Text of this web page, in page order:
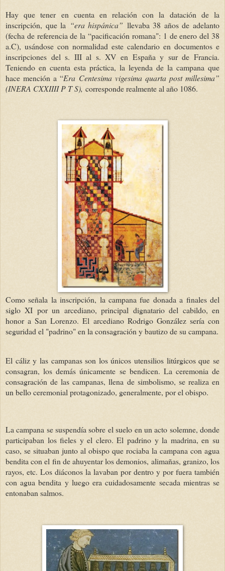
Hay que tener en cuenta en relación con la datación de la
inscripción, que la “era hispánica” llevaba 38 años de adelanto
(fecha de referencia de la “pacificación romana": 1 de enero del 38
a.C), usándose con normalidad este calendario en documentos e
inscripciones del s. III al s. XV en España y sur de Francia.
Teniendo en cuenta esta práctica, la leyenda de la campana que
hace mención a “Era Centesima vigesima quarta post millesima”
(INERA CXXIIII P T S), corresponde realmente al año 1086.
Como señala la inscripción, la campana fue donada a finales del
siglo XI por un arcediano, principal dignatario del cabildo, en
honor a San Lorenzo. El arcediano Rodrigo González sería con
seguridad el "padrino" en la consagración y bautizo de su campana.
El cáliz y las campanas son los únicos utensilios litúrgicos que se
consagran, los demás únicamente se bendicen. La ceremonia de
consagración de las campanas, llena de simbolismo, se realiza en
un bello ceremonial protagonizado, generalmente, por el obispo.
La campana se suspendía sobre el suelo en un acto solemne, donde
participaban los fieles y el clero. El padrino y la madrina, en su
caso, se situaban junto al obispo que rociaba la campana con agua
bendita con el fin de ahuyentar los demonios, alimañas, granizo, los
rayos, etc. Los diáconos la lavaban por dentro y por fuera también
con agua bendita y luego era cuidadosamente secada mientras se
entonaban salmos.